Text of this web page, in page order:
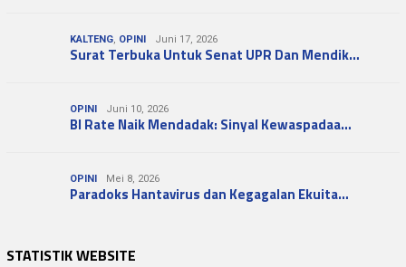
KALTENG, OPINI Juni 17, 2026
Surat Terbuka Untuk Senat UPR Dan Mendik…
OPINI Juni 10, 2026
BI Rate Naik Mendadak: Sinyal Kewaspadaa…
OPINI Mei 8, 2026
Paradoks Hantavirus dan Kegagalan Ekuita…
STATISTIK WEBSITE